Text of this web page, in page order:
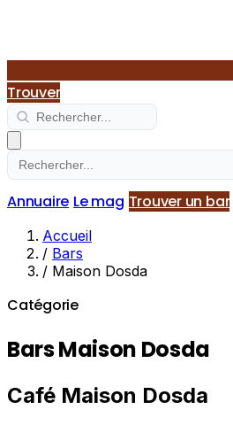
Trouver
Annuaire Le mag Trouver un bar
Accueil
/ Bars
/ Maison Dosda
Catégorie
Bars Maison Dosda
Café Maison Dosda